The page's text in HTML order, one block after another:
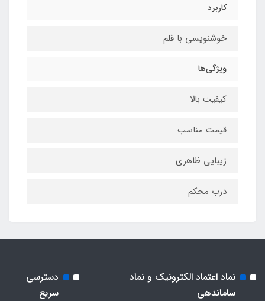
کاربرد
خوشنویسی با قلم
ویژگی‌ها
کیفیت بالا
قیمت مناسب
زیبایی ظاهری
درب محکم
نماد اعتماد الکترونیک و نماد
ساماندهی
دسترسی
سریع